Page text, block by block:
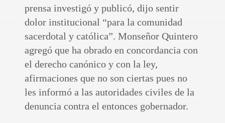
prensa investigó y publicó, dijo sentir
dolor institucional “para la comunidad
sacerdotal y católica”. Monseñor Quintero
agregó que ha obrado en concordancia con
el derecho canónico y con la ley,
afirmaciones que no son ciertas pues no
les informó a las autoridades civiles de la
denuncia contra el entonces gobernador.